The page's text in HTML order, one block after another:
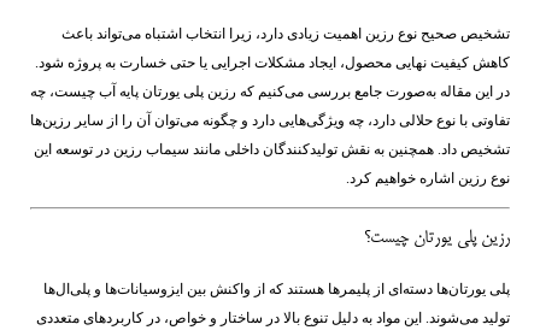
تشخیص صحیح نوع رزین اهمیت زیادی دارد، زیرا انتخاب اشتباه می‌تواند باعث
کاهش کیفیت نهایی محصول، ایجاد مشکلات اجرایی یا حتی خسارت به پروژه شود.
در این مقاله به‌صورت جامع بررسی می‌کنیم که رزین پلی یورتان پایه آب چیست، چه
تفاوتی با نوع حلالی دارد، چه ویژگی‌هایی دارد و چگونه می‌توان آن را از سایر رزین‌ها
تشخیص داد. همچنین به نقش تولیدکنندگان داخلی مانندسیماب رزیندر توسعه این
نوع رزین اشاره خواهیم کرد.
رزین پلی یورتان چیست؟
پلی یورتان‌ها دسته‌ای از پلیمرها هستند که از واکنش بین ایزوسیانات‌ها و پلی‌ال‌ها
تولید می‌شوند. این مواد به دلیل تنوع بالا در ساختار و خواص، در کاربردهای متعددی